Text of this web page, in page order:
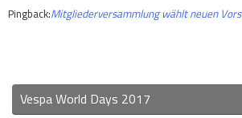
Pingback:Mitgliederversammlung wählt neuen
Vespa World Days 2017